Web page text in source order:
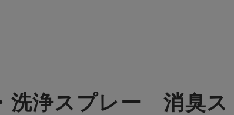
洗浄スプレー 消臭